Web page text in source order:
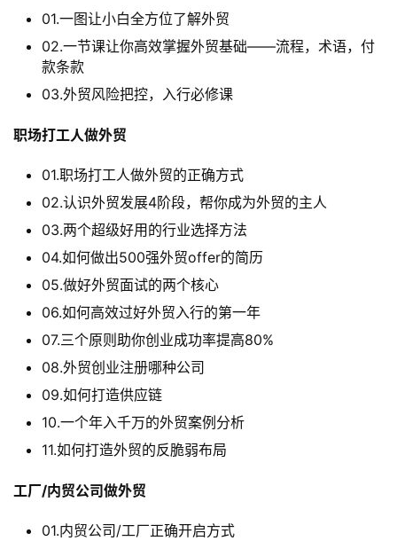
01.一图让小白全方位了解外贸
02.一节课让你高效掌握外贸基础——流程，术语，付
款条款
03.外贸风险把控，入行必修课
职场打工人做外贸
01.职场打工人做外贸的正确方式
02.认识外贸发展4阶段，帮你成为外贸的主人
03.两个超级好用的行业选择方法
04.如何做出500强外贸offer的简历
05.做好外贸面试的两个核心
06.如何高效过好外贸入行的第一年
07.三个原则助你创业成功率提高80%
08.外贸创业注册哪种公司
09.如何打造供应链
10.一个年入千万的外贸案例分析
11.如何打造外贸的反脆弱布局
工厂/内贸公司做外贸
01.内贸公司/工厂正确开启方式